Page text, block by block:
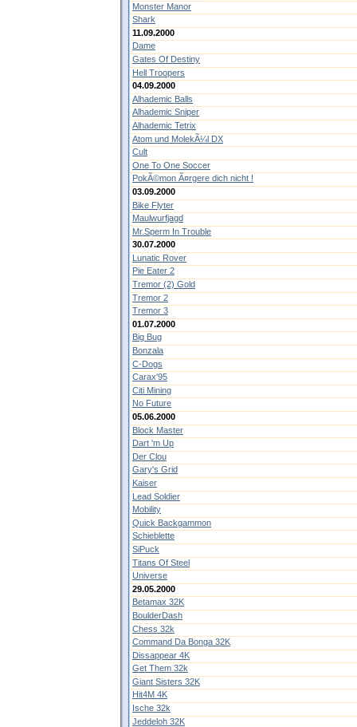
Monster Manor
Shark
11.09.2000
Dame
Gates Of Destiny
Hell Troopers
04.09.2000
Alhademic Balls
Alhademic Sniper
Alhademic Tetrix
Atom und MolekÃ¼l DX
Cult
One To One Soccer
PokÃ©mon Ã¤rgere dich nicht !
03.09.2000
Bike Flyter
Maulwurfjagd
Mr.Sperm In Trouble
30.07.2000
Lunatic Rover
Pie Eater 2
Tremor (2) Gold
Tremor 2
Tremor 3
01.07.2000
Big Bug
Bonzala
C-Dogs
Carax'95
Citi Mining
No Future
05.06.2000
Block Master
Dart 'm Up
Der Clou
Gary's Grid
Kaiser
Lead Soldier
Mobility
Quick Backgammon
Schieblette
SiPuck
Titans Of Steel
Universe
29.05.2000
Betamax 32K
BoulderDash
Chess 32k
Command Da Bonga 32K
Dissappear 4K
Get Them 32k
Giant Sisters 32K
Hit4M 4K
Ische 32k
Jeddeloh 32K